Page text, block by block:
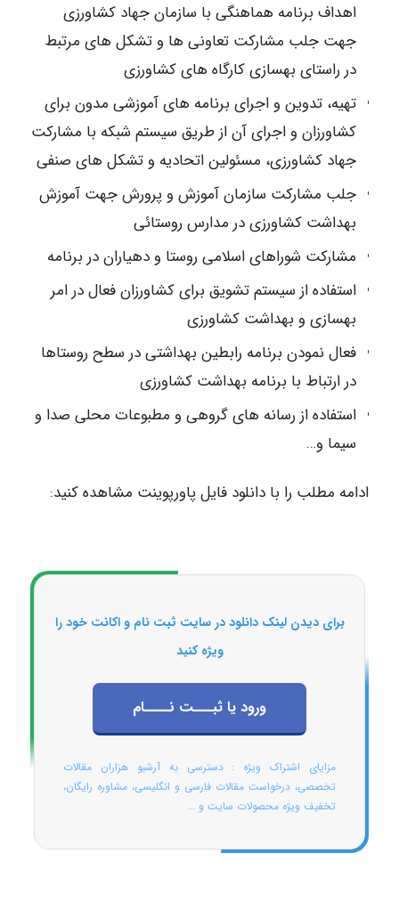
اهداف برنامه هماهنگی با سازمان جهاد کشاورزی
جهت جلب مشارکت تعاونی ها و تشکل های مرتبط
در راستای بهسازی کارگاه های کشاورزی
تهیه، تدوین و اجرای برنامه های آموزشی مدون برای
کشاورزان و اجرای آن از طریق سیستم شبکه با مشارکت
جهاد کشاورزی، مسئولین اتحادیه و تشکل های صنفی
جلب مشارکت سازمان آموزش و پرورش جهت آموزش
بهداشت کشاورزی در مدارس روستائی
مشارکت شوراهای اسلامی روستا و دهیاران در برنامه
استفاده از سیستم تشویق برای کشاورزان فعال در امر
بهسازی و بهداشت کشاورزی
فعال نمودن برنامه رابطین بهداشتی در سطح روستاها
در ارتباط با برنامه بهداشت کشاورزی
استفاده از رسانه های گروهی و مطبوعات محلی صدا و
سیما و…
ادامه مطلب را با دانلود فایل پاورپوینت مشاهده کنید:
برای دیدن لینک دانلود در سایت ثبت نام و اکانت خود را
ویژه کنید
ورود یا ثبـــت نــــام
مزایای اشتراک ویژه : دسترسی به آرشیو هزاران مقالات
تخصصی، درخواست مقالات فارسی و انگلیسی، مشاوره رایگان،
تخفیف ویژه محصولات سایت و ...